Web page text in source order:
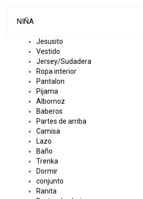
NIÑA
Jesusito
Vestido
Jersey/Sudadera
Ropa interior
Pantalon
Pijama
Albornoz
Baberos
Partes de arriba
Camisa
Lazo
Baño
Trenka
Dormir
conjunto
Ranita